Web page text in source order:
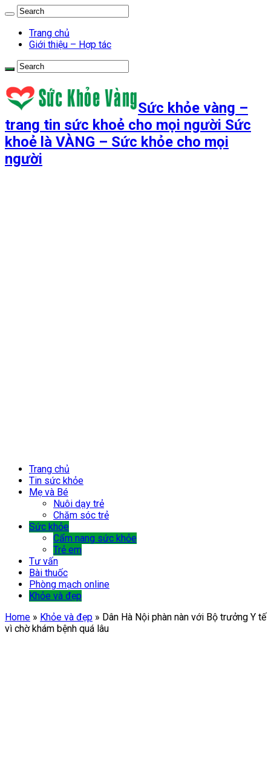
Trang chủ
Giới thiệu – Hợp tác
Sức khỏe vàng –
trang tin sức khoẻ cho mọi người Sức
khoẻ là VÀNG – Sức khỏe cho mọi
người
Trang chủ
Tin sức khỏe
Mẹ và Bé
Nuôi dạy trẻ
Chăm sóc trẻ
Sức khỏe
Cẩm nang sức khỏe
Trẻ em
Tư vấn
Bài thuốc
Phòng mạch online
Khỏe và đẹp
Home » Khỏe và đẹp » Dân Hà Nội phàn nàn với Bộ trưởng Y tế
vì chờ khám bệnh quá lâu